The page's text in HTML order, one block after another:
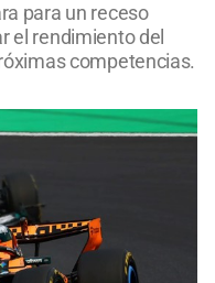
para un receso
el rendimiento del
competencias.